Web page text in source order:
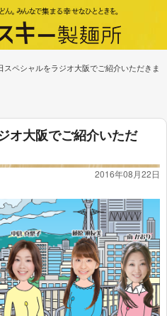
スペシャルをラジオ大阪でご紹介いただきま
オ大阪でご紹介いただ
2016年08月22日